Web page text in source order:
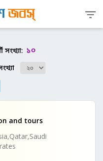
সংখ্যা: ১০
and tours